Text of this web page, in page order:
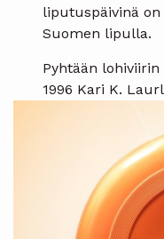
liputuspäivinä
Suomen lipulla.
Pyhtään
1996 Kari K.